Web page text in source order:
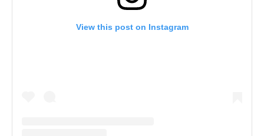
View this post on Instagram